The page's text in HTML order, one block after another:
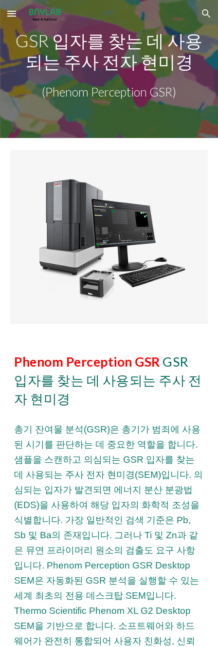
Skip to main content Skip to navigation
GSR 입자를 찾는 데 사용
되는 주사 전자 현미경
(Phenom Perception GSR)
Phenom Perception GSR GSR
입자를 찾는 데 사용되는 주사 전
자 현미경
총기 잔여물 분석(GSR)은 총기가 범죄에 사용
된 시기를 판단하는 데 중요한 역할을 합니다.
샘플을 스캔하고 의심되는 GSR 입자를 찾는
데 사용되는 주사 전자 현미경(SEM)입니다. 의
심되는 입자가 발견되면 에너지 분산 분광법
(EDS)을 사용하여 해당 입자의 화학적 조성을
식별합니다. 가장 일반적인 검색 기준은 Pb,
Sb 및 Ba의 존재입니다. 그러나 Ti 및 Zn과 같
은 뮤연 프라이머리 원소의 검출도 요구 사항
입니다. Phenom Perception GSR Desktop
SEM은 자동화된 GSR 분석을 실행할 수 있는
세계 최초의 전용 데스크탑 SEM입니다.
Thermo Scientific Phenom XL G2 Desktop
SEM을 기반으로 합니다. 소프트웨어와 하드
웨어가 완전히 통합되어 사용자 친화성, 신뢰